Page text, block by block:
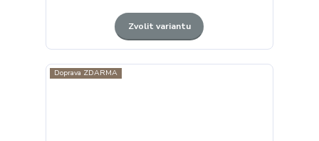
Zvolit variantu
Doprava ZDARMA